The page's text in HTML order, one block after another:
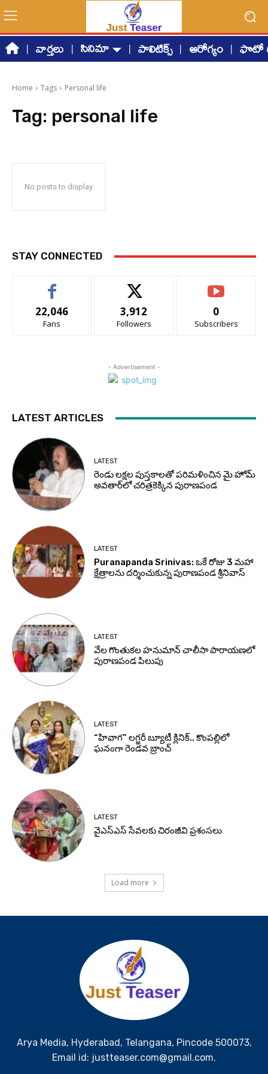
వార్తలు సినిమా పాలిటిక్స్ ఆరోగ్యం ఫొటో
Home Tags Personal life
Tag: personal life
No posts to display
STAY CONNECTED
22,046
Fans
3,912
Followers
0
Subscribers
- Advertisement -
LATEST ARTICLES
LATEST
రెండు లక్షల పుస్తకాలతో పరిమళించిన మై హోమ్
అవతార్‌లో చరిత్రకెక్కిన పురాణపండ
LATEST
Puranapanda Srinivas: ఒకే రోజు 3 మహా
క్షేత్రాలను దర్శించుకున్న పురాణపండ శ్రీనివాస్
LATEST
వేల గొంతుకల హనుమాన్ చాలీసా పారాయణలో
పురాణపండ పిలుపు
LATEST
“హివాగ” లగ్జరీ బ్యూటీ క్లినిక్.. కొంపల్లిలో
ఘనంగా రెండవ బ్రాంచ్
LATEST
వైఎస్ఎస్ సేవలకు చిరంజీవి ప్రశంసలు
Load more
Arya Media, Hyderabad, Telangana, Pincode 500073,
Email id: justteaser.com@gmail.com.